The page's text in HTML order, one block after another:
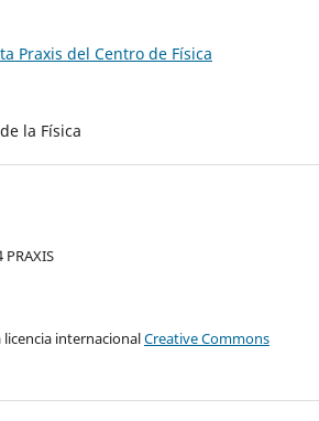
Praxis del Centro de Física
la Física
licencia internacionalCreative Commons